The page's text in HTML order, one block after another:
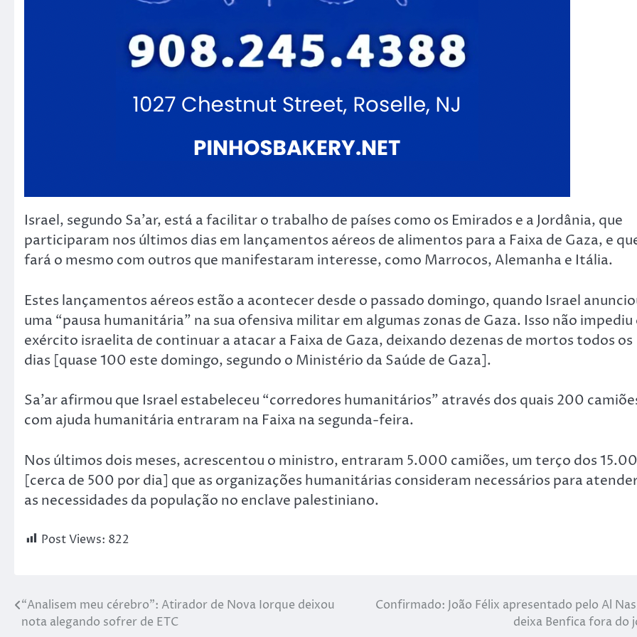
Israel, segundo Sa’ar, está a facilitar o trabalho de países como os Emirados e a Jordânia, que
participaram nos últimos dias em lançamentos aéreos de alimentos para a Faixa de Gaza, e
fará o mesmo com outros que manifestaram interesse, como Marrocos, Alemanha e Itália.
Estes lançamentos aéreos estão a acontecer desde o passado domingo, quando Israel
uma “pausa humanitária” na sua ofensiva militar em algumas zonas de Gaza. Isso não impediu
exército israelita de continuar a atacar a Faixa de Gaza, deixando dezenas de mortos todos os
dias [quase 100 este domingo, segundo o Ministério da Saúde de Gaza].
Sa’ar afirmou que Israel estabeleceu “corredores humanitários” através dos quais 200
com ajuda humanitária entraram na Faixa na segunda-feira.
Nos últimos dois meses, acrescentou o ministro, entraram 5.000 camiões, um terço dos
[cerca de 500 por dia] que as organizações humanitárias consideram necessários para
as necessidades da população no enclave palestiniano.
Post Views: 822
“Analisem meu cérebro”: Atirador de Nova Iorque deixou
nota alegando sofrer de ETC
Confirmado: João Félix apresentado pelo Al
deixa Benfica fora do